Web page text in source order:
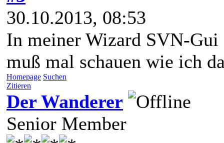
30.10.2013, 08:53
In meiner Wizard SVN-Gui
muß mal schauen wie ich
Homepage Suchen
Zitieren
Der Wanderer
Senior Member